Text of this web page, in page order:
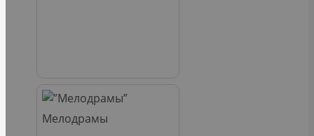
Мелодрамы